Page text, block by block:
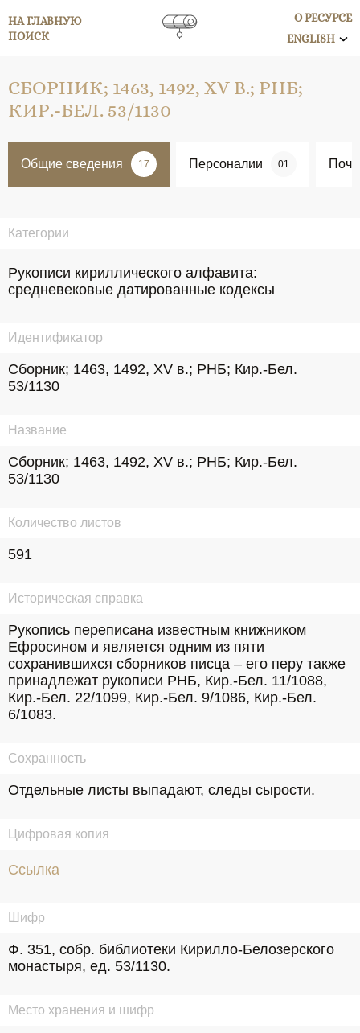
НА ГЛАВНУЮ
ПОИСК
О РЕСУРСЕ
ENGLISH
СБОРНИК; 1463, 1492, XV В.; РНБ;
КИР.-БЕЛ. 53/1130
Общие сведения 17 Персоналии 01
Категории
Рукописи кириллического алфавита:
средневековые датированные кодексы
Идентификатор
Сборник; 1463, 1492, XV в.; РНБ; Кир.-Бел.
53/1130
Название
Сборник; 1463, 1492, XV в.; РНБ; Кир.-Бел.
53/1130
Количество листов
591
Историческая справка
Рукопись переписана известным книжником
Ефросином и является одним из пяти
сохранившихся сборников писца – его перу также
принадлежат рукописи РНБ, Кир.-Бел. 11/1088,
Кир.-Бел. 22/1099, Кир.-Бел. 9/1086, Кир.-Бел.
6/1083.
Сохранность
Отдельные листы выпадают, следы сырости.
Цифровая копия
Ссылка
Шифр
Ф. 351, собр. библиотеки Кирилло-Белозерского
монастыря, ед. 53/1130.
Место хранения и шифр